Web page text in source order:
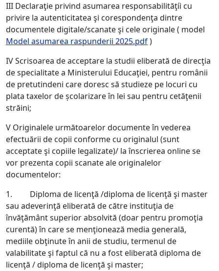
III Declaraţie privind asumarea responsabilităţíi cu
privire la autenticitatea şi corespondenţa dintre
documentele digitale/scanate şi cele originale ( model
Model asumarea raspunderii 2025.pdf)
IV Scrisoarea de acceptare la studii eliberată de direcţia
de specialitate a Ministerului Educaţiei, pentru românii
de pretutindeni care doresc să studieze pe locuri cu
plata taxelor de școlarizare în lei sau pentru cetăţenii
străini;
V Originalele următoarelor documente în vederea
efectuării de copii conforme cu originalul (sunt
acceptate şi copiile legalizate)/ la înscrierea online se
vor prezenta copii scanate ale originalelor
documentelor:
1. Diploma de licenţă /diploma de licenţă şi master
sau adeverinţă eliberată de către instituţia de
învăţământ superior absolvită (doar pentru promoţia
curentă) în care se menţionează media generală,
mediile obţinute în anii de studiu, termenul de
valabilitate şi faptul că nu a fost eliberată diploma de
licenţă / diploma de licenţă şi master;